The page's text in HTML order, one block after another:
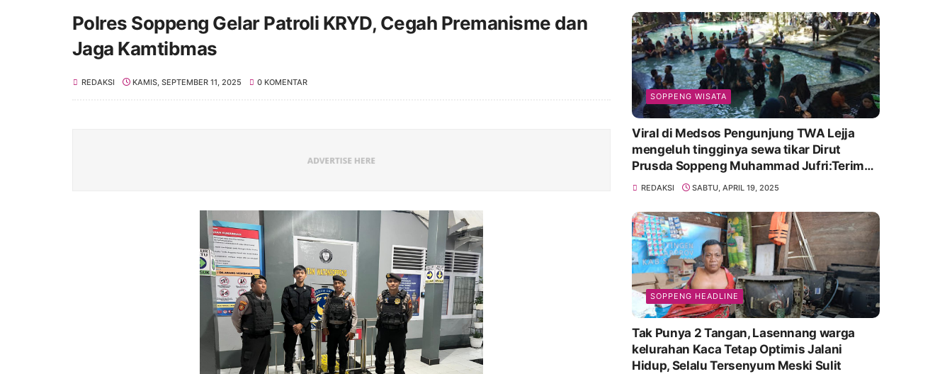
Polres Soppeng Gelar Patroli KRYD, Cegah Premanisme dan
Jaga Kamtibmas
REDAKSI KAMIS, SEPTEMBER 11, 2025 0 KOMENTAR
SOPPENG WISATA
Viral di Medsos Pengunjung TWA Lejja
mengeluh tingginya sewa tikar Dirut
Prusda Soppeng Muhammad Jufri:Terima
kasih bu bantu Promosikan
REDAKSI SABTU, APRIL 19, 2025
SOPPENG HEADLINE
Tak Punya 2 Tangan, Lasennang warga
kelurahan Kaca Tetap Optimis Jalani
Hidup, Selalu Tersenyum Meski Sulit